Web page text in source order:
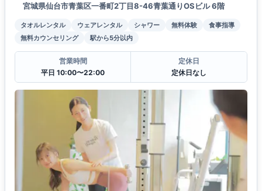
宮城県仙台市青葉区一番町2丁目8-46青葉通りOSビル 6階
タオルレンタル ウェアレンタル シャワー 無料体験
食事指導
無料カウンセリング
駅から5分以内
営業時間
平日 10:00〜22:00
定休日
定休日なし